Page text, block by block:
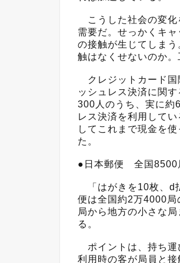
こうした社会の変化
需要だ。せっかくキ
の接触が生じてしま
触はなくせないのか。
クレジットカード国
ッシュレス決済に関
300人のうち、実に約
レス決済を利用して
してこれまで現金を
た。
●日本郵便 全国8500
「はがきを10枚、d
便は全国約2万4000局
局から地方の小さな
る。
ポイントは、持ち運
利用時の客が局員と